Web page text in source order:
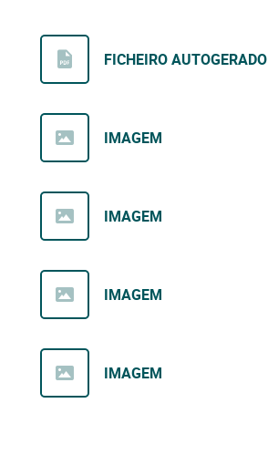
FICHEIRO AUTOGERADO
IMAGEM
IMAGEM
IMAGEM
IMAGEM